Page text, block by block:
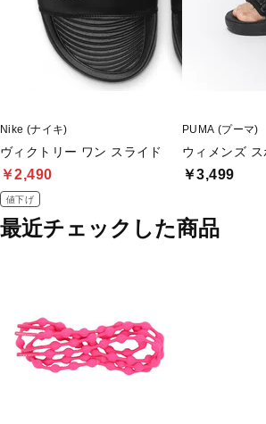
Nike (ナイキ)
ヴィクトリー ワン スライド
￥2,490
値下げ
PUMA (プーマ)
ウィメンズ
￥3,499
最近チェックした商品